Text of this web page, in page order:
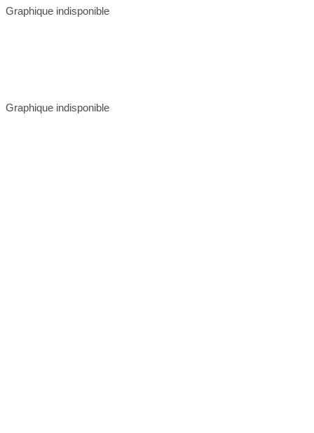
Graphique indisponible
Graphique indisponible